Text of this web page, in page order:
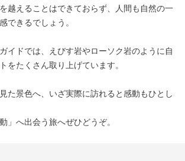
越えることはできておらず、人間も自然の一
できるでしょう。
イドでは、えびす岩やローソク岩のように自
をたくさん取り上げています。
た景色へ、いざ実際に訪れると感動もひとし
」へ出会う旅へぜひどうぞ。